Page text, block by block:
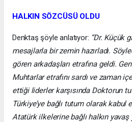
HALKIN SÖZCÜSÜ OLDU
Denktaş şöyle anlatıyor: “Dr. Küçük
mesajlarla bir zemin hazırladı.
gören arkadaşları etrafına geldi.
Muhtarlar etrafını sardı ve zaman
ettiği liderler karşısında Doktorun
Türkiye’ye bağlı tutum olarak kabul
Atatürk ilkelerine bağlı halkın